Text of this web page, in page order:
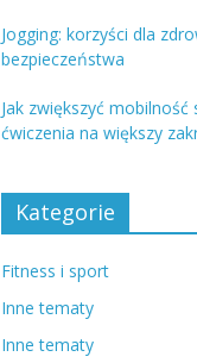
Jogging: korzyści dla
bezpieczeństwa
Jak zwiększyć
ćwiczenia na większy
Kategorie
Fitness i sport
Inne tematy
Inne tematy